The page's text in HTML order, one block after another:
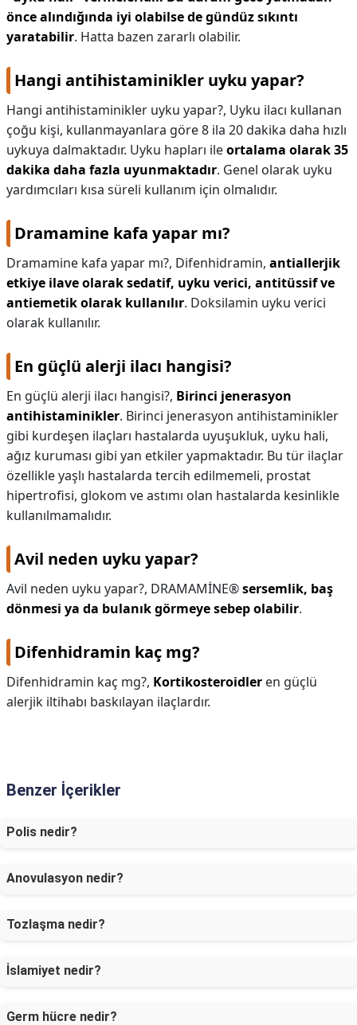
önce alındığında iyi olabilse de gündüz sıkıntı
yaratabilir. Hatta bazen zararlı olabilir.
Hangi antihistaminikler uyku yapar?
Hangi antihistaminikler uyku yapar?, Uyku ilacı kullanan
çoğu kişi, kullanmayanlara göre 8 ila 20 dakika daha hızlı
uykuya dalmaktadır. Uyku hapları ileortalama olarak 35
dakika daha fazla uyunmaktadır. Genel olarak uyku
yardımcıları kısa süreli kullanım için olmalıdır.
Dramamine kafa yapar mı?
Dramamine kafa yapar mı?, Difenhidramin, antiallerjik
etkiye ilave olarak sedatif, uyku verici, antitüssif ve
antiemetik olarak kullanılır. Doksilamin uyku verici
olarak kullanılır.
En güçlü alerji ilacı hangisi?
En güçlü alerji ilacı hangisi?, Birinci jenerasyon
antihistaminikler. Birinci jenerasyon antihistaminikler
gibi kurdeşen ilaçları hastalarda uyuşukluk, uyku hali,
ağız kuruması gibi yan etkiler yapmaktadır. Bu tür ilaçlar
özellikle yaşlı hastalarda tercih edilmemeli, prostat
hipertrofisi, glokom ve astımı olan hastalarda kesinlikle
kullanılmamalıdır.
Avil neden uyku yapar?
Avil neden uyku yapar?, DRAMAMİNE®sersemlik, baş
dönmesi ya da bulanık görmeye sebep olabilir.
Difenhidramin kaç mg?
Difenhidramin kaç mg?, Kortikosteroidler en güçlü
alerjik iltihabı baskılayan ilaçlardır.
Benzer İçerikler
Polis nedir?
Anovulasyon nedir?
Tozlaşma nedir?
İslamiyet nedir?
Germ hücre nedir?